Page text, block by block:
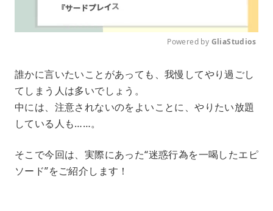
u
e
Powered by GliaStudios
誰かに言いたいことがあっても、我慢してやり過ごし
てしまう人は多いでしょう。
中には、注意されないのをよいことに、やりたい放題
している人も……。
そこで今回は、実際にあった“迷惑行為を一喝したエピ
ソード”をご紹介します！